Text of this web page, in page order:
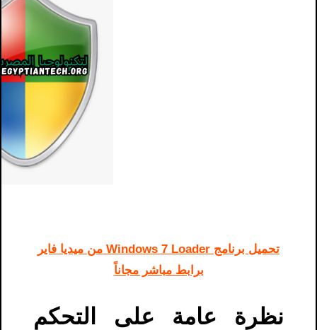
تحميل برنامج Windows 7 Loader من ميديا فاير
برابط مباشر مجاناً
نظرة عامة على التحكم